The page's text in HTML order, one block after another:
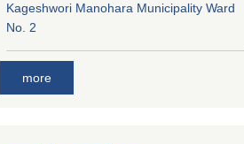
Kageshwori Manohara Municipality Ward
No. 2
more